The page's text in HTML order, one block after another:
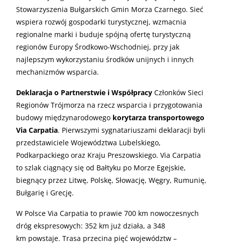
Stowarzyszenia Bułgarskich Gmin Morza Czarnego. Sieć
wspiera rozwój gospodarki turystycznej, wzmacnia
regionalne marki i buduje spójną ofertę turystyczną
regionów Europy Środkowo-Wschodniej, przy jak
najlepszym wykorzystaniu środków unijnych i innych
mechanizmów wsparcia.
Deklaracja o Partnerstwie i Współpracy Członków Sieci
Regionów Trójmorza na rzecz wsparcia i przygotowania
budowy międzynarodowego korytarza transportowego
Via Carpatia. Pierwszymi sygnatariuszami deklaracji byli
przedstawiciele Województwa Lubelskiego,
Podkarpackiego oraz Kraju Preszowskiego. Via Carpatia
to szlak ciągnący się od Bałtyku po Morze Egejskie,
biegnący przez Litwę, Polskę, Słowację, Węgry, Rumunię,
Bułgarię i Grecję.
W Polsce Via Carpatia to prawie 700 km nowoczesnych
dróg ekspresowych: 352 km już działa, a 348
km powstaje. Trasa przecina pięć województw –